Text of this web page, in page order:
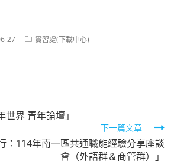
27
Post實習處(下載中心)
界 青年論壇」
下一篇文章
：114年南一區共通職能經驗分享座談
會（外語群＆商管群）」